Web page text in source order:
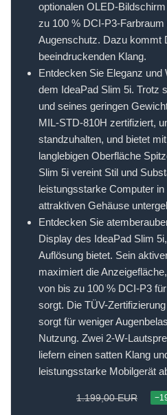
optionalen OLED-
zu 100 % DCI-P3-
Augenschutz. Dazu kommt
beeindruckenden Klang.
Entdecken Sie Eleganz
dem IdeaPad Slim 5i. Trotz
und seines geringen
MIL-STD-810H zertifiziert,
standzuhalten, und bietet
langlebigen Oberfläche
Slim 5i vereint Stil und
leistungsstarke Computer
attraktiven Gehäuse
Entdecken Sie
Display des IdeaPad Slim
Auflösung bietet. Sein
maximiert die
von bis zu 100 % DCI-P3
sorgt. Die TÜV-
sorgt für weniger
Nutzung. Zwei 2-W-
liefern einen satten Klang
leistungsstarke Mobilgerät
1.199,00 EUR